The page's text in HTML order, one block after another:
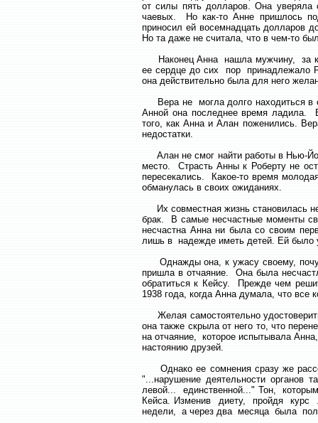
от силы пять долларов. Она
чаевых. Но как-то Анне пришлось
приносил ей восемнадцать долларов
Но та даже не считала, что в чем-то
Наконец Анна нашла мужчину, за
ее сердце до сих пор принадлежало
она действительно была для него
Вера не могла долго находиться в
Анной она последнее время ладила.
того, как Анна и Алан поженились.
недостатки.
Алан не смог найти работы в Нью-
место. Страсть Анны к Роберту не
пересекались. Какое-то время
обманулась в своих ожиданиях.
Их совместная жизнь становилась
брак. В самые несчастные моменты
несчастна Анна ни была со своим
лишь в надежде иметь детей. Ей было
Однажды она, к ужасу своему,
пришла в отчаяние. Она была
обратиться к Кейсу. Прежде чем
1938 года, когда Анна думала, что все
Желая самостоятельно
она также скрыла от него то, что
на отчаяние, которое испытывала
настоянию друзей.
Однако ее сомнения сразу же
"...нарушение деятельности органов
левой... единственной..." Тон,
Кейса. Изменив диету, пройдя курс
недели, а через два месяца была